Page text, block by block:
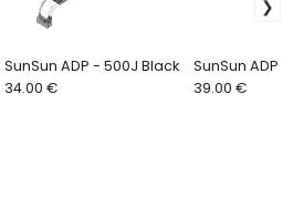
SunSun ADP - 500J Black
34.00 €
SunSun ADP
39.00 €